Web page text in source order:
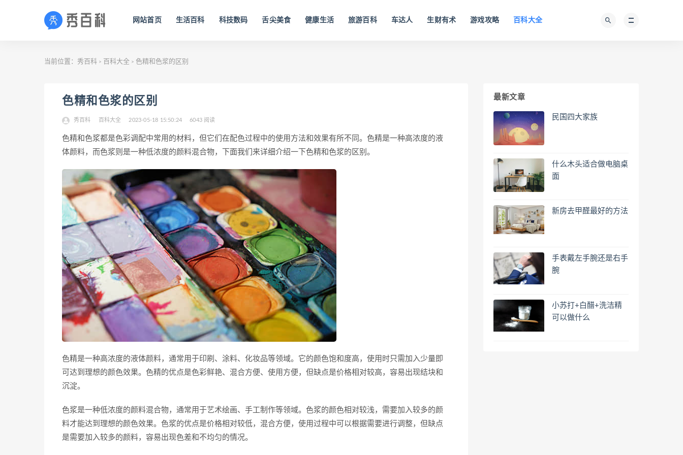
网站首页 生活百科 科技数码 舌尖美食 健康生活 旅游百科 车达人 生财有术 游戏攻略 百科大全
当前位置： 秀百科 > 百科大全 > 色精和色浆的区别
色精和色浆的区别
秀百科 百科大全 2023-05-18 15:50:24 6043 阅读
色精和色浆都是色彩调配中常用的材料，但它们在配色过程中的使用方法和效果有所不同。色精是一种高浓度的液
体颜料，而色浆则是一种低浓度的颜料混合物，下面我们来详细介绍一下色精和色浆的区别。
色精是一种高浓度的液体颜料，通常用于印刷、涂料、化妆品等领域。它的颜色饱和度高，使用时只需加入少量即
可达到理想的颜色效果。色精的优点是色彩鲜艳、混合方便、使用方便，但缺点是价格相对较高，容易出现结块和
沉淀。
色浆是一种低浓度的颜料混合物，通常用于艺术绘画、手工制作等领域。色浆的颜色相对较浅，需要加入较多的颜
料才能达到理想的颜色效果。色浆的优点是价格相对较低，混合方便，使用过程中可以根据需要进行调整，但缺点
是需要加入较多的颜料，容易出现色差和不均匀的情况。
最新文章
民国四大家族
什么木头适合做电脑桌
面
新房去甲醛最好的方法
手表戴左手腕还是右手
腕
小苏打+白醋+洗洁精
可以做什么